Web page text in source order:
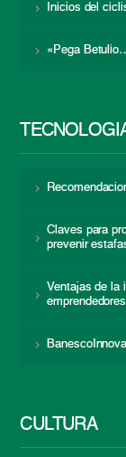
Inicios del
«Pega
Claves para
prevenir
Ventajas de la
emprendedores
CULTURA